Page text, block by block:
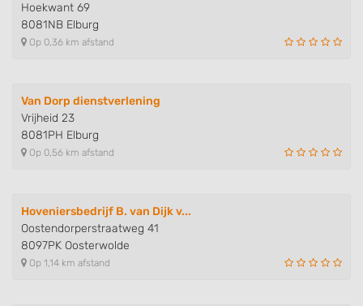
Hoekwant 69
8081NB Elburg
Op 0,36 km afstand
Van Dorp dienstverlening
Vrijheid 23
8081PH Elburg
Op 0,56 km afstand
Hoveniersbedrijf B. van Dijk v...
Oostendorperstraatweg 41
8097PK Oosterwolde
Op 1,14 km afstand